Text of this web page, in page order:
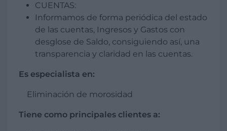
CUENTAS:
Informamos de forma periódica del estado
de las cuentas, Ingresos y Gastos con
desglose de Saldo, consiguiendo así, una
transparencia y claridad en las cuentas.
Es especialista en:
Eliminación de morosidad
Tiene como principales clientes a: